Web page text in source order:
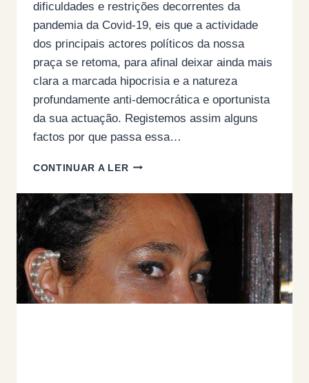
dificuldades e restrições decorrentes da
pandemia da Covid-19, eis que a actividade
dos principais actores políticos da nossa
praça se retoma, para afinal deixar ainda mais
clara a marcada hipocrisia e a natureza
profundamente anti-democrática e oportunista
da sua actuação. Registemos assim alguns
factos por que passa essa…
CONTINUAR A LERREBELDIA
PRECISA-
SE!